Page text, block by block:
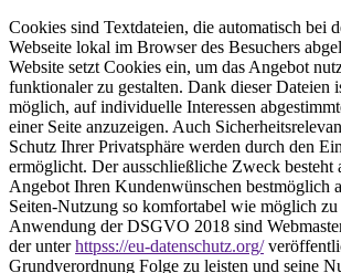
Cookies sind Textdateien, die automatisch bei
Webseite lokal im Browser des Besuchers
Website setzt Cookies ein, um das Angebot
funktionaler zu gestalten. Dank dieser Dateien
möglich, auf individuelle Interessen
einer Seite anzuzeigen. Auch
Schutz Ihrer Privatsphäre werden durch den
ermöglicht. Der ausschließliche Zweck besteht
Angebot Ihren Kundenwünschen bestmöglich
Seiten-Nutzung so komfortabel wie möglich
Anwendung der DSGVO 2018 sind
der unterhttpss://eu-datenschutz.org/
Grundverordnung Folge zu leisten und seine